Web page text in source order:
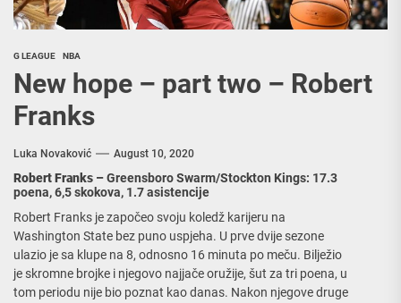
G LEAGUE NBA
New hope – part two – Robert
Franks
Luka Novaković August 10, 2020
Robert Franks –Greensboro Swarm/Stockton Kings: 17.3
poena, 6,5 skokova, 1.7 asistencije
Robert Franks je započeo svoju koledž karijeru na
Washington State bez puno uspjeha. U prve dvije sezone
ulazio je sa klupe na 8, odnosno 16 minuta po meču. Bilježio
je skromne brojke i njegovo najjače oružije, šut za tri poena, u
tom periodu nije bio poznat kao danas. Nakon njegove druge